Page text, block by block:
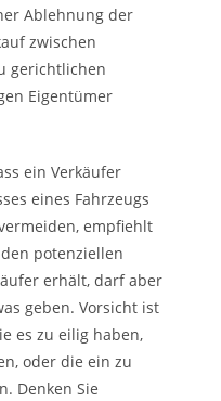
Ablehnung der
zwischen
gerichtlichen
Eigentümer
ein Verkäufer
eines Fahrzeugs
empfiehlt
potenziellen
erhält, darf aber
geben. Vorsicht ist
es zu eilig haben,
oder die ein zu
Denken Sie